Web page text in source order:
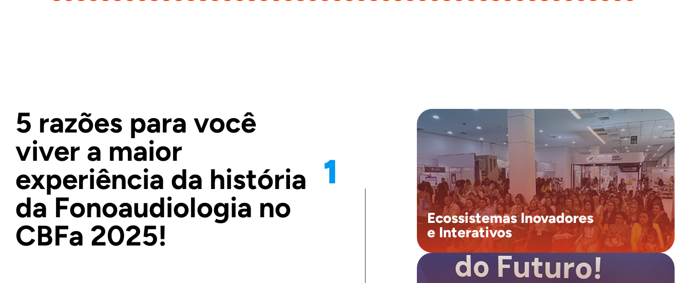
5 razões para você
viver a maior
experiência da história
da Fonoaudiologia no
CBFa 2025!
1
Ecossistemas Inovadores
e Interativos
Pela primeira vez, o CBFa 2025 criará
ecossistemas
exclusivos
para áreas como
Audição e Equilíbrio e
Comunicação Alternativa
, com ampliação do de
Disfagia
.
Esses espaços vão muito além das palestras, proporcionando
uma experiência prática e integrada com marcas, ciência e
serviços, para que você vivencie as últimas inovações da
Fonoaudiologia.